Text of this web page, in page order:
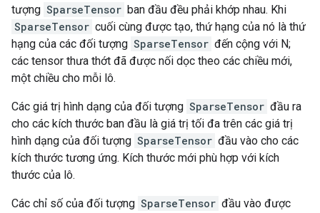
tượng SparseTensor ban đầu đều phải khớp nhau. Khi
SparseTensor cuối cùng được tạo, thứ hạng của nó là thứ
hạng của các đối tượng SparseTensor đến cộng với N;
các tensor thưa thớt đã được nối dọc theo các chiều mới,
một chiều cho mỗi lô.
Các giá trị hình dạng của đối tượng SparseTensor đầu ra
cho các kích thước ban đầu là giá trị tối đa trên các giá trị
hình dạng của đối tượng SparseTensor đầu vào cho các
kích thước tương ứng. Kích thước mới phù hợp với kích
thước của lô.
Các chỉ số của đối tượng SparseTensor đầu vào được